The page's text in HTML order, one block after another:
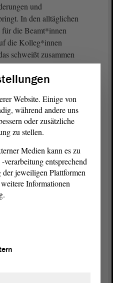
und
In den alltäglichen
für die Beamt*innen
die Kolleg*innen
schweißt zusammen
Loyalität im
die Polizeibeamt*innen
erweisen sich
wenn sie
begünstigen
sich dann als
gegenüber den
als Beamter oder
nicht
wirksam verhindert
Polizei verlässt ihren
Auftrag, zu dem in
Website. Einige von
während andere uns
oder zusätzliche
zu stellen.
Medien kann es zu
entsprechend
jeweiligen Plattformen
Informationen